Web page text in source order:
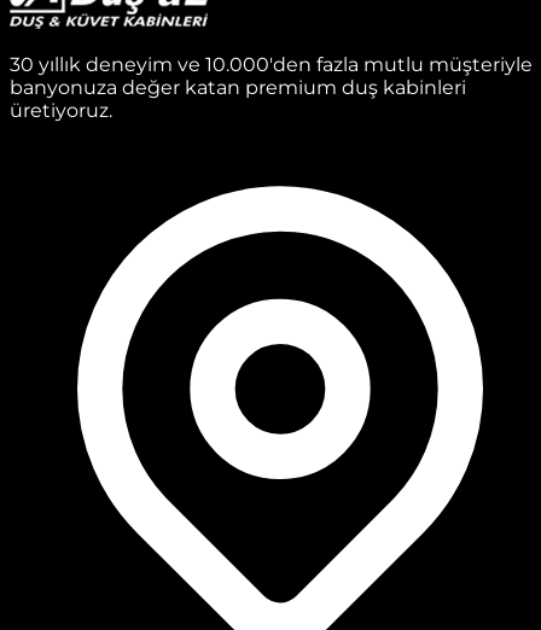
30 yıllık deneyim ve 10.000'den fazla mutlu müşteriyle
banyonuza değer katan premium duş kabinleri
üretiyoruz.